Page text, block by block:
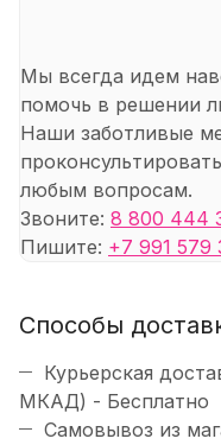
Мы всегда идем
помочь в решении
Наши заботливые
любым вопросам.
Звоните: 8 800 444
Пишите: +7 991 579
Способы
Курьерская
МКАД) - Бесплатно
Самовывоз из